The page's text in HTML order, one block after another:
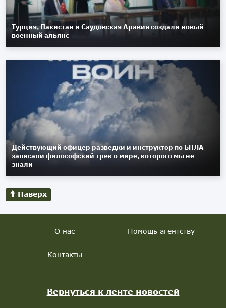
Турция, Пакистан и Саудовская Аравия создали новый
военный альянс
Действующий офицер разведки и инструктор по БПЛА
записали философский трек о мире, которого мы не
знали
Наверх
О нас Помощь агентству
Контакты
Вернуться к ленте новостей